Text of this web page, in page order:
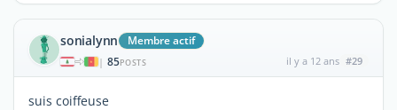
sonialynn Membre actif
| 85POSTS il y a 12 ans #29
suis coiffeuse